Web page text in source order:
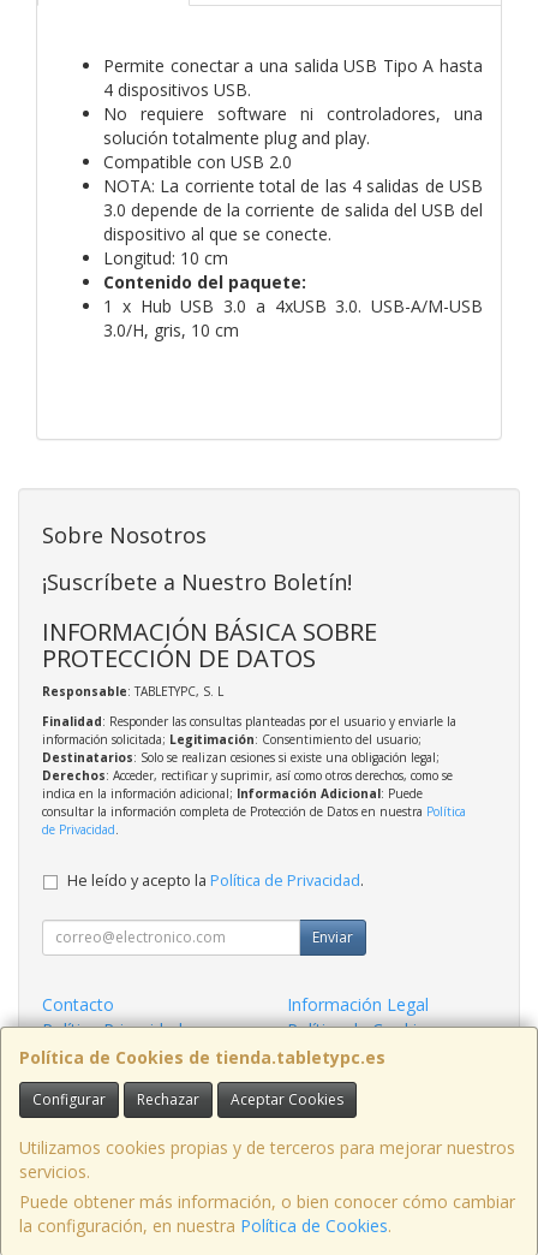
Permite conectar a una salida USB Tipo A hasta
4 dispositivos USB.
No requiere software ni controladores, una
solución totalmente plug and play.
Compatible con USB 2.0
NOTA: La corriente total de las 4 salidas de USB
3.0 depende de la corriente de salida del USB del
dispositivo al que se conecte.
Longitud: 10 cm
Contenido del paquete:
1 x Hub USB 3.0 a 4xUSB 3.0. USB-A/M-USB
3.0/H, gris, 10 cm
Política de Cookies de tienda.tabletypc.es
Configurar Rechazar Aceptar Cookies
Utilizamos cookies propias y de terceros para mejorar nuestros
servicios.
Puede obtener más información, o bien conocer cómo cambiar
la configuración, en nuestra Política de Cookies.
Sobre Nosotros
¡Suscríbete a Nuestro Boletín!
INFORMACIÓN BÁSICA SOBRE
PROTECCIÓN DE DATOS
Responsable: TABLETYPC, S. L
Finalidad: Responder las consultas planteadas por el usuario y enviarle la
información solicitada; Legitimación: Consentimiento del usuario;
Destinatarios: Solo se realizan cesiones si existe una obligación legal;
Derechos: Acceder, rectificar y suprimir, así como otros derechos, como se
indica en la información adicional; Información Adicional: Puede
consultar la información completa de Protección de Datos en nuestra Política
de Privacidad
He leído y acepto la Política de Privacidad.
Enviar
Contacto
Información Legal
Política Privacidad
Política de Cookies
Condiciones de Compra
Formas de Pago
Contacto
tienda@tabletypc.es
, , , , España. - C.I.F.: B06991772 - Tfno: